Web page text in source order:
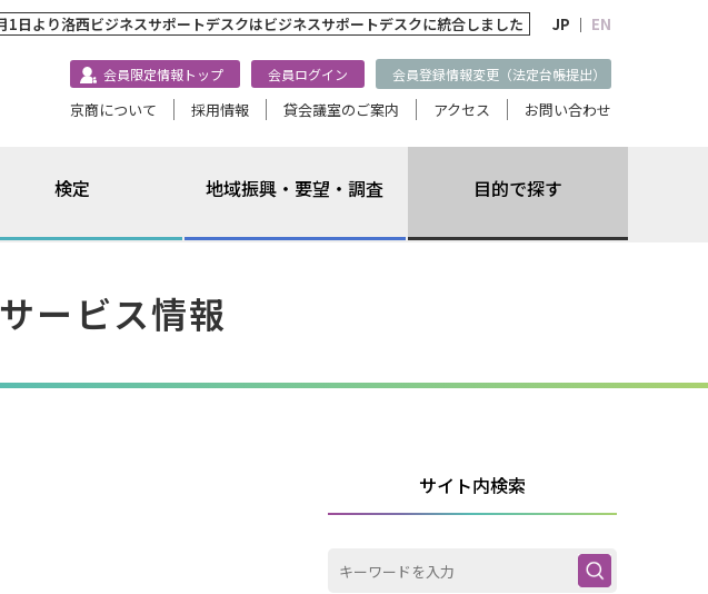
1日より洛西ビジネスサポートデスクはビジネスサポートデスクに統合しました JP ｜ EN
会員限定情報トップ 会員ログイン 会員登録情報変更（法定台帳提出）
京商について 採用情報 貸会議室のご案内 アクセス お問い合わせ
検定 地域振興・要望・調査 目的で探す
ービス情報
サイト内検索